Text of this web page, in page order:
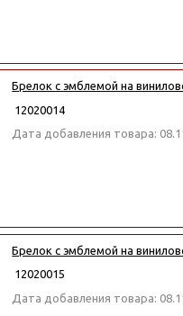
Брелок с эмблемой на
12020014
Дата добавления товара:
Брелок с эмблемой на
12020015
Дата добавления товара: